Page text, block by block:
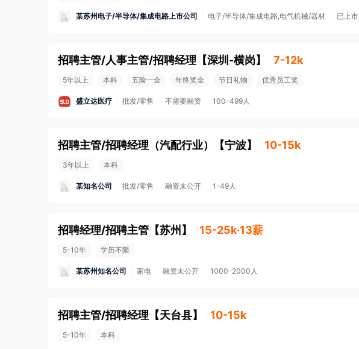
某苏州电子/半导体/集成电路上市公司 电子/半导体/集成电路,电气机械/器材 已上市
招聘主管/人事主管/招聘经理 【深圳-横岗】 7-12k
5年以上 本科 五险一金 年终奖金 节日礼物 优秀员工奖
盛立达医疗 批发/零售 不需要融资 100-499人
招聘主管/招聘经理（汽配行业） 【宁波】 10-15k
3年以上 本科
某知名公司 批发/零售 融资未公开 1-49人
招聘经理/招聘主管 【苏州 】 15-25k·13薪
5-10年 学历不限
某苏州知名公司 家电 融资未公开 1000-2000人
招聘主管/招聘经理 【天台县】 10-15k
5-10年 本科